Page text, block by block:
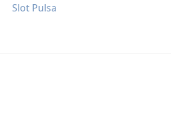
Slot Pulsa